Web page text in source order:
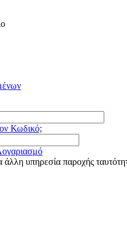
Κωδικό;
άλλη υπηρεσία παροχής